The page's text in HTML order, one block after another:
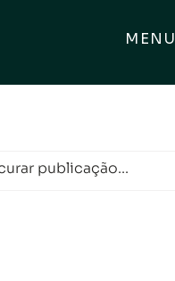
MENU